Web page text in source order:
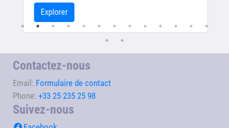
Explorer
Contactez-nous
Email: Formulaire de contact
Phone: +33 25 235 25 98
Suivez-nous